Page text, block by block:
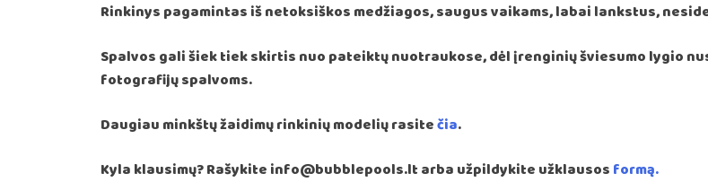
Rinkinys pagamintas iš netoksiškos medžiagos, saugus vaikams, labai lankstus,
Spalvos gali šiek tiek skirtis nuo pateiktų nuotraukose, dėl įrenginių šviesumo lygio
fotografijų spalvoms.
Daugiau minkštų žaidimų rinkinių modelių rasitečia.
Kyla klausimų? Rašykite info@bubblepools.lt arba užpildykite užklausos formą.